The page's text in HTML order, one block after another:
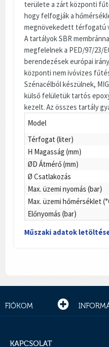
területe a zárt központi
hogy felfogják a
megnövekedett térfogatú
A tartályok SBR
megfelelnek a PED/97/23/
berendezések európai
központi nem ivóvizes
Szénacélból készülnek,
külső felületük tartós
kezelt. Az összes tartály
Model
Térfogat (liter)
H Magasság (mm)
ØD Átmérő (mm)
Ø Csatlakozás
Max. üzemi nyomás (bar)
Max. üzemi hőmérséklet
Előnyomás (bar)
Műszaki adatok
FIÓKOM
KAPCSOLAT